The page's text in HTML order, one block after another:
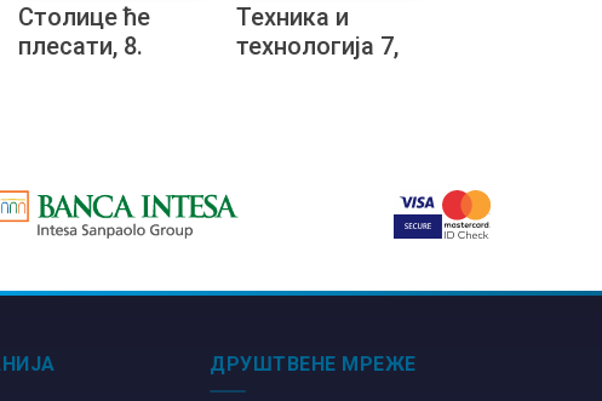
Столице ће
плесати, 8.
Техника и
технологија 7,
ДРУШТВЕНЕ МРЕЖЕ